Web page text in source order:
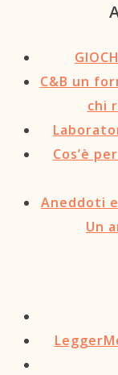
C&B un
chi
Cos’è
Aneddoti
Un